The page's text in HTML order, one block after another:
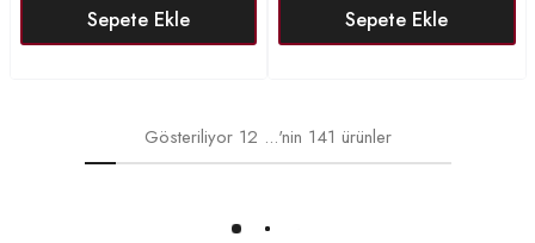
Sepete Ekle Sepete Ekle
Gösteriliyor12 ...'nin 141 ürünler
Daha Fazlasını Yükle